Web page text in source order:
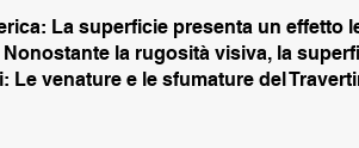
La superficie presenta un
la rugosità visiva, la
Le venature e le sfumature del